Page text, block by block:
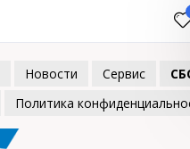
Новости Сервис
Политика